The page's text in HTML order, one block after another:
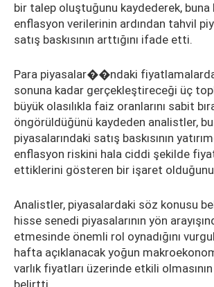
bir talep oluştuğunu kaydederek, buna
enflasyon verilerinin ardından tahvil
satış baskısının arttığını ifade etti.
Para piyasalar��ndaki fiyatlamalarda
sonuna kadar gerçekleştireceği üç
büyük olasılıkla faiz oranlarını sabit
öngörüldüğünü kaydeden analistler,
piyasalarındaki satış baskısının
enflasyon riskini hala ciddi şekilde
ettiklerini gösteren bir işaret olduğunu
Analistler, piyasalardaki söz konusu
hisse senedi piyasalarının yön
etmesinde önemli rol oynadığını
hafta açıklanacak yoğun
varlık fiyatları üzerinde etkili
belirtti.